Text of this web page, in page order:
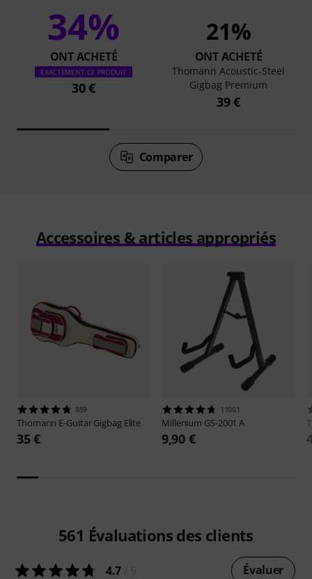
34%
ONT ACHETÉ
EXACTEMENT CE PRODUIT
30 €
21%
ONT ACHETÉ
Thomann Acoustic-Steel
Gigbag Premium
39 €
Comparer
Accessoires & articles appropriés
859
Thomann E-Guitar Gigbag Elite
35 €
11061
Millenium GS-2001 A
9,90 €
561 Évaluations des clients
4.7 Évaluer